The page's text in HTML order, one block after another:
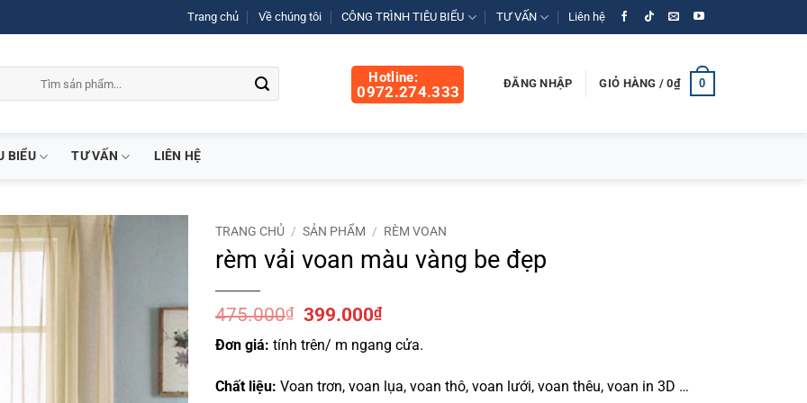
Trang chủ Về chúng tôi CÔNG TRÌNH TIÊU BIỂU TƯ VẤN Liên hệ
Hotline:
0972.274.333 ĐĂNG NHẬP GIỎ HÀNG /0₫ 0
BIỂU TƯ VẤN LIÊN HỆ
TRANG CHỦ / SẢN PHẨM / RÈM VOAN
rèm vải voan màu vàng be đẹp
475.000₫ Giá
là:
399.000₫Giá
hiện
tại
399.000₫.
Đơn giá: tính trên/ m ngang cửa.
Chất liệu: Voan trơn, voan lụa, voan thô, voan lưới, voan thêu, voan in 3D …